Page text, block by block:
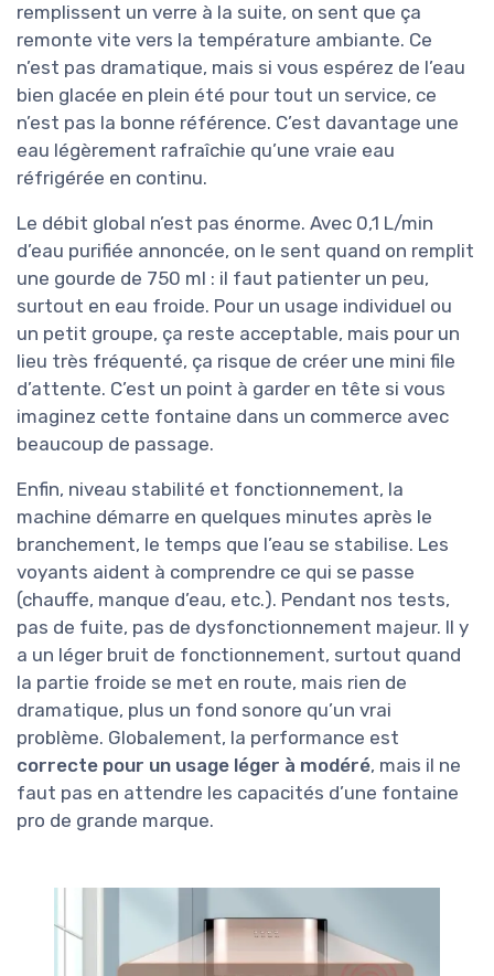
remplissent un verre à la suite, on sent que ça
remonte vite vers la température ambiante. Ce
n’est pas dramatique, mais si vous espérez de l’eau
bien glacée en plein été pour tout un service, ce
n’est pas la bonne référence. C’est davantage une
eau légèrement rafraîchie qu’une vraie eau
réfrigérée en continu.
Le débit global n’est pas énorme. Avec 0,1 L/min
d’eau purifiée annoncée, on le sent quand on remplit
une gourde de 750 ml : il faut patienter un peu,
surtout en eau froide. Pour un usage individuel ou
un petit groupe, ça reste acceptable, mais pour un
lieu très fréquenté, ça risque de créer une mini file
d’attente. C’est un point à garder en tête si vous
imaginez cette fontaine dans un commerce avec
beaucoup de passage.
Enfin, niveau stabilité et fonctionnement, la
machine démarre en quelques minutes après le
branchement, le temps que l’eau se stabilise. Les
voyants aident à comprendre ce qui se passe
(chauffe, manque d’eau, etc.). Pendant nos tests,
pas de fuite, pas de dysfonctionnement majeur. Il y
a un léger bruit de fonctionnement, surtout quand
la partie froide se met en route, mais rien de
dramatique, plus un fond sonore qu’un vrai
problème. Globalement, la performance est
correcte pour un usage léger à modéré, mais il ne
faut pas en attendre les capacités d’une fontaine
pro de grande marque.